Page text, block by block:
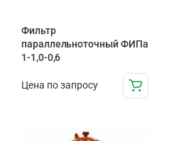
Фильтр
параллельноточный ФИПа
1-1,0-0,6
Цена по запросу